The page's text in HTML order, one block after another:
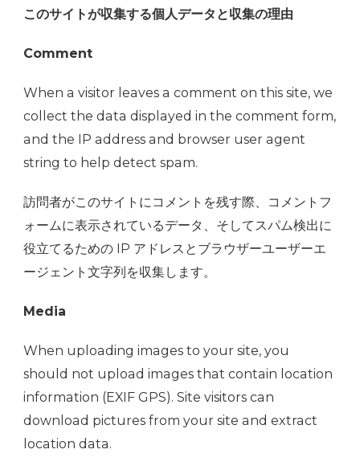
このサイトが収集する個人データと収集の理由
Comment
When a visitor leaves a comment on this site, we
collect the data displayed in the comment form,
and the IP address and browser user agent
string to help detect spam.
訪問者がこのサイトにコメントを残す際、コメントフ
ォームに表示されているデータ、そしてスパム検出に
役立てるための IP アドレスとブラウザーユーザーエ
ージェント文字列を収集します。
Media
When uploading images to your site, you
should not upload images that contain location
information (EXIF GPS). Site visitors can
download pictures from your site and extract
location data.